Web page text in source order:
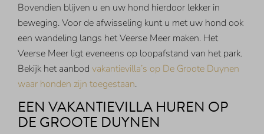
Bovendien blijven u en uw hond hierdoor lekker in
beweging. Voor de afwisseling kunt u met uw hond ook
een wandeling langs het Veerse Meer maken. Het
Veerse Meer ligt eveneens op loopafstand van het park.
Bekijk het aanbodvakantievilla’s op De Groote Duynen
waar honden zijn toegestaan.
EEN VAKANTIEVILLA HUREN OP
DE GROOTE DUYNEN